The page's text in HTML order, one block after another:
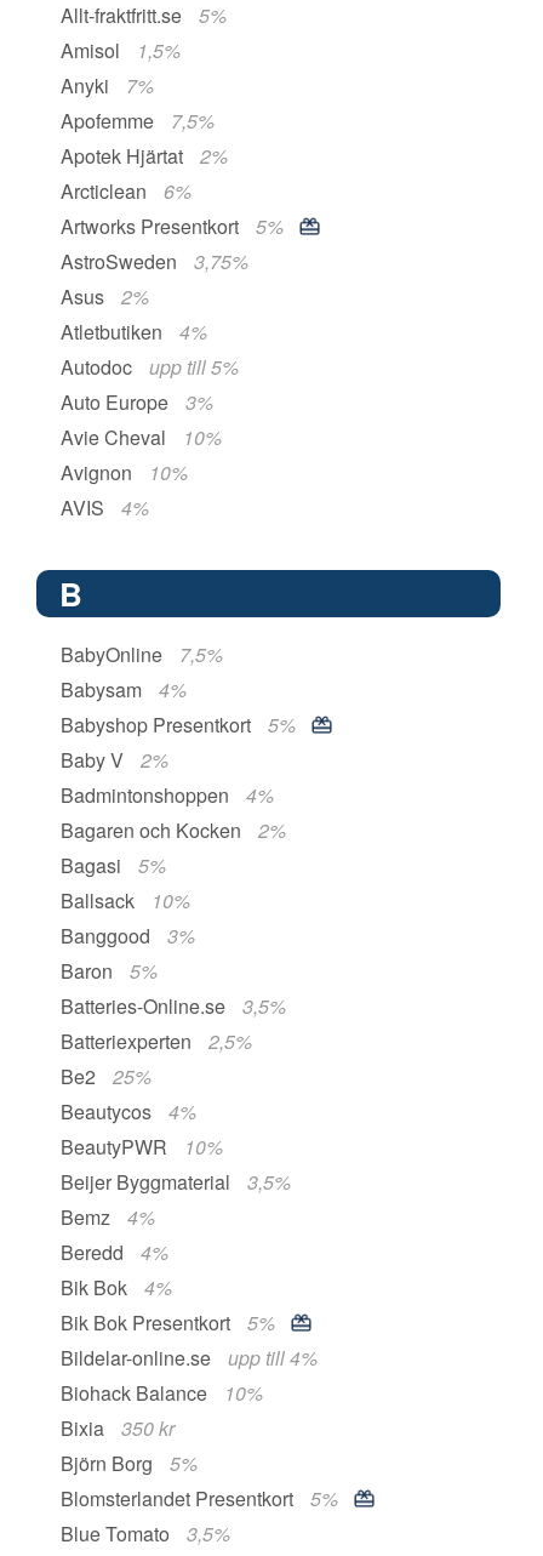
Allt-fraktfritt.se
5%
Amisol
1,5%
Anyki
7%
Apofemme
7,5%
Apotek Hjärtat
2%
Arcticlean
6%
Artworks Presentkort
5%
AstroSweden
3,75%
Asus
2%
Atletbutiken
4%
Autodoc
upp till 5%
Auto Europe
3%
Avie Cheval
10%
Avignon
10%
AVIS
4%
B
BabyOnline
7,5%
Babysam
4%
Babyshop Presentkort
5%
Baby V
2%
Badmintonshoppen
4%
Bagaren och Kocken
2%
Bagasi
5%
Ballsack
10%
Banggood
3%
Baron
5%
Batteries-Online.se
3,5%
Batteriexperten
2,5%
Be2
25%
Beautycos
4%
BeautyPWR
10%
Beijer Byggmaterial
3,5%
Bemz
4%
Beredd
4%
Bik Bok
4%
Bik Bok Presentkort
5%
Bildelar-online.se
upp till 4%
Biohack Balance
10%
Bixia
350 kr
Björn Borg
5%
Blomsterlandet Presentkort
5%
Blue Tomato
3,5%